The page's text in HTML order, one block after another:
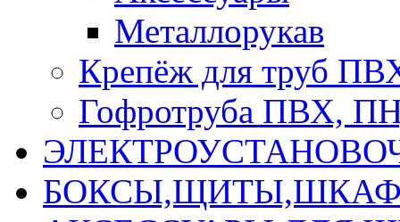
Металлорукав
Крепёж для труб
Гофротруба ПВХ,